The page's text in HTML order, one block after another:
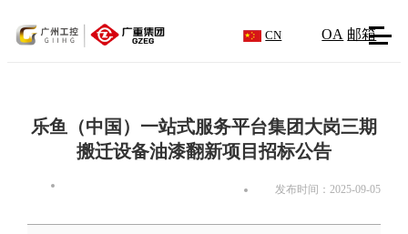
OA 邮箱
CN
乐鱼（中国）一站式服务平台集团大岗三期
搬迁设备油漆翻新项目招标公告
发布时间：2025-09-05